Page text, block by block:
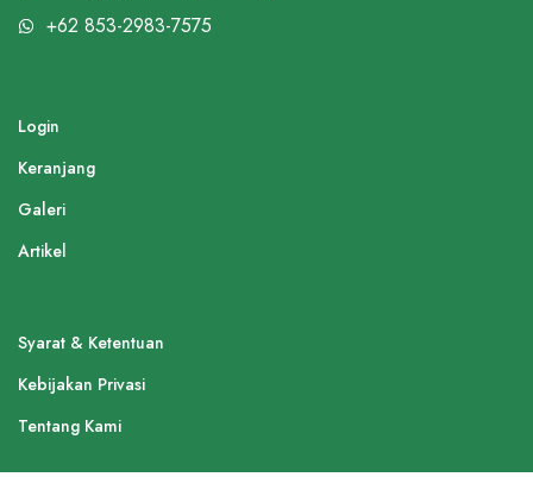
+62 853-2983-7575
Login
Keranjang
Galeri
Artikel
Syarat & Ketentuan
Kebijakan Privasi
Tentang Kami